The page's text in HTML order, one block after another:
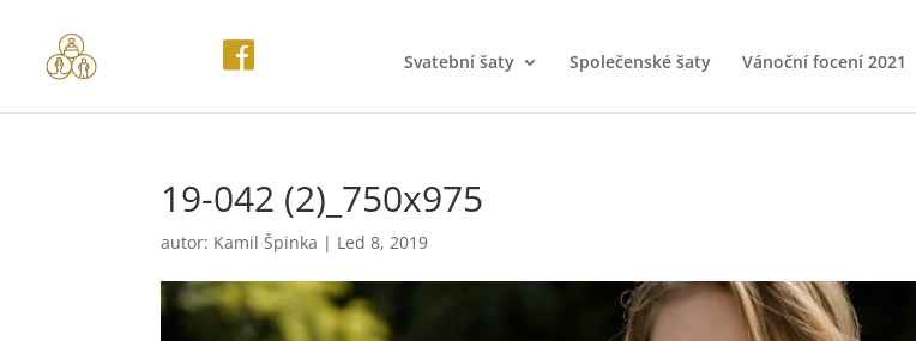
Svatební šaty Společenské šaty Vánoční focení 2021
19-042 (2)_750x975
autor: Kamil Špinka | Led 8, 2019